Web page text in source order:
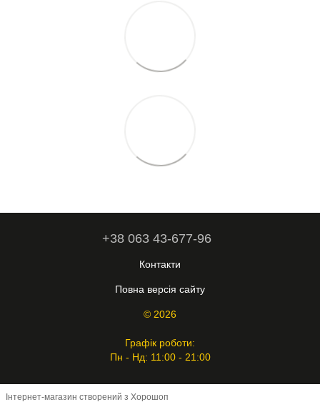
+38 063 43-677-96
Контакти
Повна версія сайту
© 2026
Графік роботи:
Пн - Нд: 11:00 - 21:00
Інтернет-магазин створений з Хорошоп